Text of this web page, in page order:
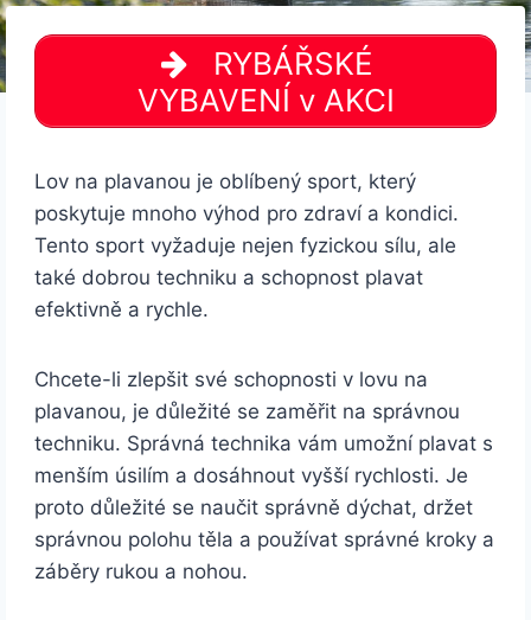
RYBÁŘSKÉ
VYBAVENÍ v AKCI
Lov na plavanou je oblíbený sport, který
poskytuje mnoho výhod pro zdraví a kondici.
Tento sport vyžaduje nejen fyzickou sílu, ale
také dobrou techniku a schopnost plavat
efektivně a rychle.
Chcete-li zlepšit své schopnosti v lovu na
plavanou, je důležité se zaměřit na správnou
techniku. Správná technika vám umožní plavat s
menším úsilím a dosáhnout vyšší rychlosti. Je
proto důležité se naučit správně dýchat, držet
správnou polohu těla a používat správné kroky a
záběry rukou a nohou.